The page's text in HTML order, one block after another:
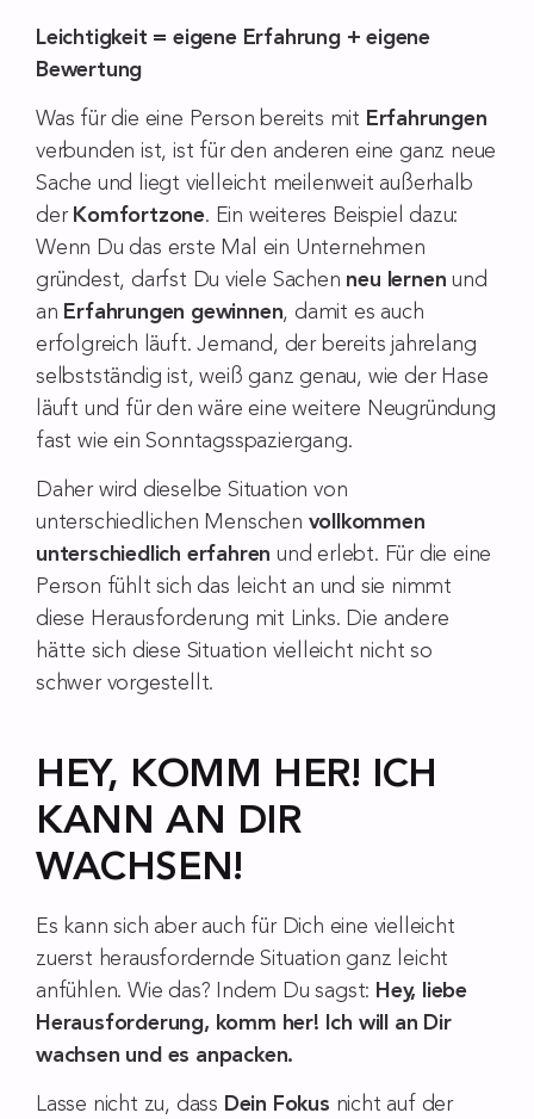
Leichtigkeit = eigene Erfahrung + eigene
Bewertung
Was für die eine Person bereits mit Erfahrungen
verbunden ist, ist für den anderen eine ganz neue
Sache und liegt vielleicht meilenweit außerhalb
der Komfortzone. Ein weiteres Beispiel dazu:
Wenn Du das erste Mal ein Unternehmen
gründest, darfst Du viele Sachen neu lernen und
an Erfahrungen gewinnen, damit es auch
erfolgreich läuft. Jemand, der bereits jahrelang
selbstständig ist, weiß ganz genau, wie der Hase
läuft und für den wäre eine weitere Neugründung
fast wie ein Sonntagsspaziergang.
Daher wird dieselbe Situation von
unterschiedlichen Menschen vollkommen
unterschiedlich erfahren und erlebt. Für die eine
Person fühlt sich das leicht an und sie nimmt
diese Herausforderung mit Links. Die andere
hätte sich diese Situation vielleicht nicht so
schwer vorgestellt.
HEY, KOMM HER! ICH
KANN AN DIR
WACHSEN!
Es kann sich aber auch für Dich eine vielleicht
zuerst herausfordernde Situation ganz leicht
anfühlen. Wie das? Indem Du sagst: Hey, liebe
Herausforderung, komm her! Ich will an Dir
wachsen und es anpacken.
Lasse nicht zu, dass Dein Fokus nicht auf der